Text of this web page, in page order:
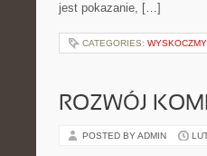
jest pokazanie, […]
CATEGORIES: WYSKOCZMY
ROZWÓJ
POSTED BY ADMIN